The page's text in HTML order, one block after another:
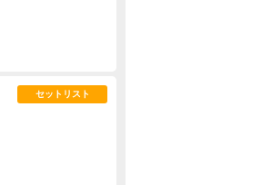
セットリスト